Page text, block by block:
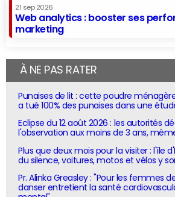
21 sep 2026
Web analytics : booster ses
marketing
À NE PAS RATER
Punaises de lit : cette poudre
a tué 100% des punaises dans une
Eclipse du 12 août 2026 : les autorités
l'observation aux moins de 3 ans,
Plus que deux mois pour la visiter : l'île
du silence, voitures, motos et vélos y
Pr. Alinka Greasley : "Pour les femmes
danser entretient la santé